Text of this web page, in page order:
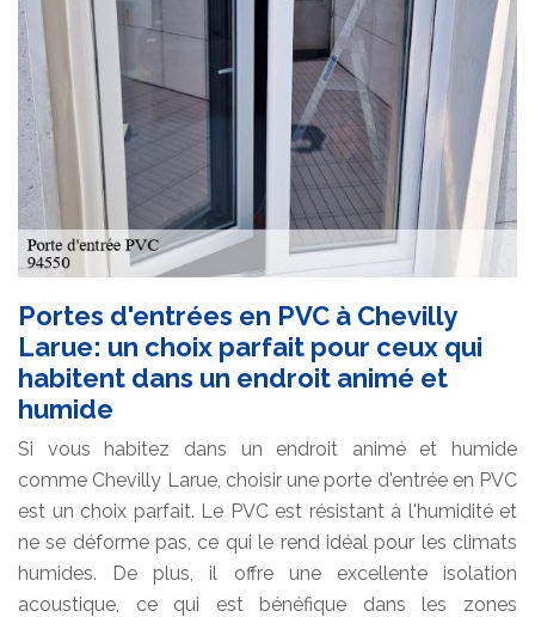
Portes d'entrées en PVC à Chevilly
Larue: un choix parfait pour ceux qui
habitent dans un endroit animé et
humide
Si vous habitez dans un endroit animé et humide
comme Chevilly Larue, choisir une porte d'entrée en PVC
est un choix parfait. Le PVC est résistant à l'humidité et
ne se déforme pas, ce qui le rend idéal pour les climats
humides. De plus, il offre une excellente isolation
acoustique, ce qui est bénéfique dans les zones